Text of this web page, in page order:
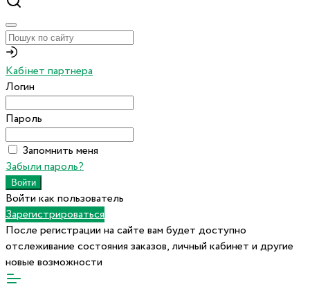
Кабінет партнера
Логин
Пароль
Запомнить меня
Забыли пароль?
Войти как пользователь
Зарегистрироваться
После регистрации на сайте вам будет доступно
отслеживание состояния заказов, личный кабинет и другие
новые возможности